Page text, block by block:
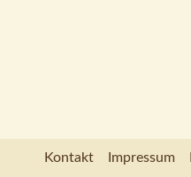
Kontakt Im­pressum